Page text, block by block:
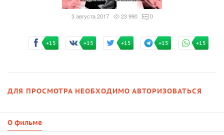
3 августа 2017 23 990 0
+15 +15 +15 +15 +15
ДЛЯ ПРОСМОТРА НЕОБХОДИМО АВТОРИЗОВАТЬСЯ
О фильме